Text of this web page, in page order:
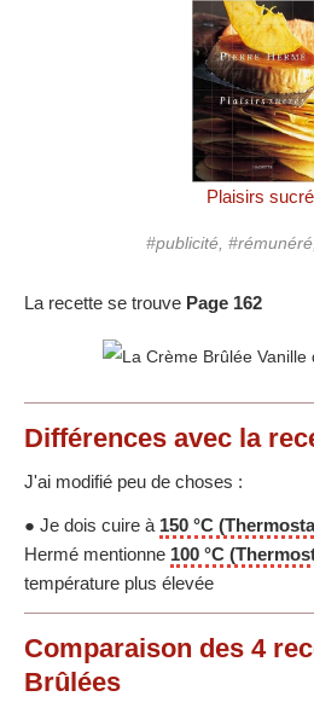
Plaisirs
#publicité,
La recette se trouve Page 162
Différences avec la
J'ai modifié peu de choses :
● Je dois cuire à 150 °C
Hermé mentionne 100 °C
température plus élevée
Comparaison des 4
Brûlées